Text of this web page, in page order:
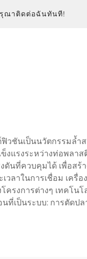
ณาติดต่อฉันทันที!
ฟิวชันเป็นนวัตกรรมล้
งแรงระหว่างท่อพลา
งดันที่ควบคุมได้ เพื่อส
วลาในการเชื่อม เครื่
ครงการต่างๆ เทคโ
ที่เป็นระบบ: การตัด